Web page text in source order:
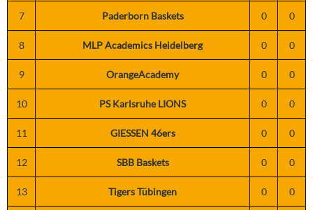
7 Paderborn Baskets 0 0
8 MLP Academics Heidelberg 0 0
9 OrangeAcademy 0 0
10 PS Karlsruhe LIONS 0 0
11 GIESSEN 46ers 0 0
12 SBB Baskets 0 0
13 Tigers Tübingen 0 0